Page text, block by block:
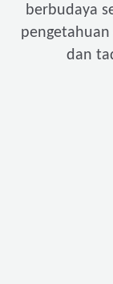
berbudaya
dan